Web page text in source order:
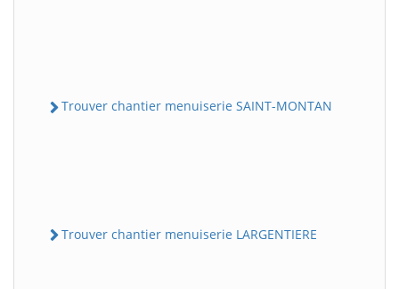
Trouver chantier menuiserie SAINT-MONTAN
Trouver chantier menuiserie LARGENTIERE